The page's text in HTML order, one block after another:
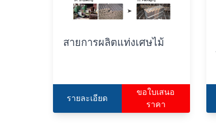
สายการผลิตแท่งเศษไม้
รายละเอียด
ขอใบเสนอ
ราคา